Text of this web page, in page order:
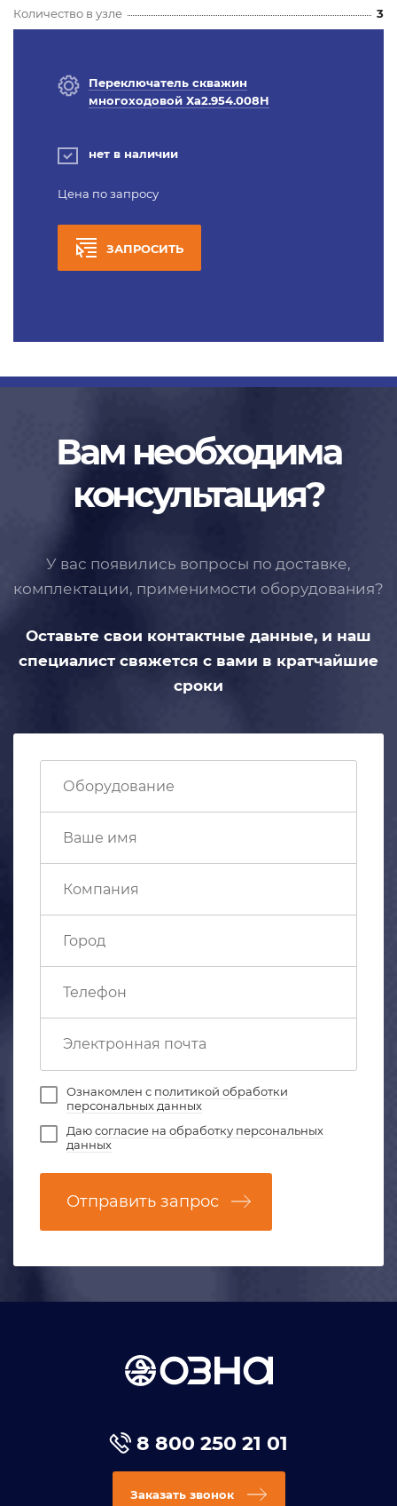
Количество в узле
3
Переключатель скважин
многоходовой Ха2.954.008Н
нет в наличии
Цена по запросу
ЗАПРОСИТЬ
Вам необходима
консультация?
У вас появились вопросы по доставке,
комплектации, применимости оборудования?
Оставьте свои контактные данные, и наш
специалист свяжется с вами в кратчайшие
сроки
Ознакомлен с политикой обработки
персональных данных
Даюсогласие на обработку персональных
данных
Отправить запрос
8 800 250 21 01
Заказать звонок